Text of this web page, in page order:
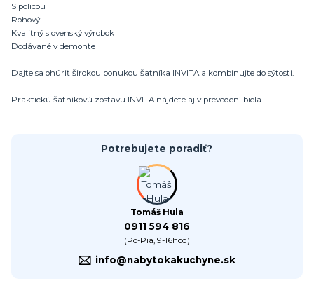
S policou
Rohový
Kvalitný slovenský výrobok
Dodávané v demonte
Dajte sa ohúriť širokou ponukou šatníka INVITA a kombinujte do sýtosti.
Praktickú šatníkovú zostavu INVITA nájdete aj v prevedení biela.
Potrebujete poradiť?
Tomáš Hula
0911 594 816
(Po-Pia, 9-16hod)
info@nabytokakuchyne.sk